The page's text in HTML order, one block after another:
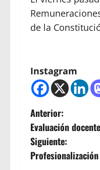
de la
Instagram
N
a
v
Anterior:
Evaluación
Siguiente: